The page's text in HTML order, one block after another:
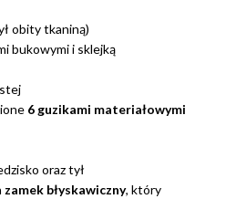
obity tkaniną)
bukowymi i sklejką
6 guzikami materiałowymi
oraz tył
zamek błyskawiczny, który